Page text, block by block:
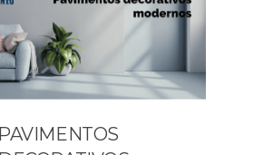
PAVIMENTOS